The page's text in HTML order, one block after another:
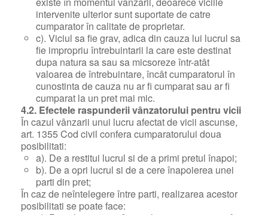
intervenite ulterior sunt suportate de catre
cumparator în calitate de proprietar.
c). Viciul sa fie grav, adica din cauza lui lucrul sa
fie impropriu întrebuintarii la care este destinat
dupa natura sa sau sa micsoreze într-atât
valoarea de întrebuintare, încât cumparatorul în
cunostinta de cauza nu ar fi cumparat sau ar fi
cumparat la un pret mai mic.
4.2. Efectele raspunderii vânzatorului pentru vicii
În cazul vânzarii unui lucru afectat de vicii ascunse,
art. 1355 Cod civil confera cumparatorului doua
posibilitati:
a). De a restitui lucrul si de a primi pretul înapoi;
b). De a opri lucrul si de a cere înapoierea unei
parti din pret;
În caz de neîntelegere între parti, realizarea acestor
posibilitati se poate face: